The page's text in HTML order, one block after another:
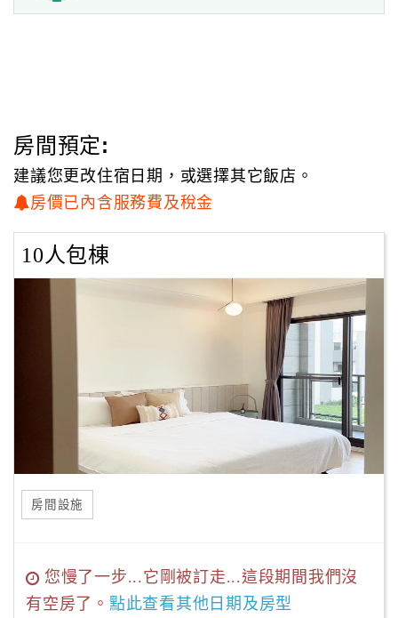
房間預定:
建議您更改住宿日期，或選擇其它飯店。
房價已內含服務費及稅金
10人包棟
房間設施
您慢了一步...它剛被訂走...這段期間我們沒
有空房了。 點此查看其他日期及房型